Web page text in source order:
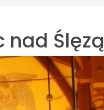
nad Ślęzą